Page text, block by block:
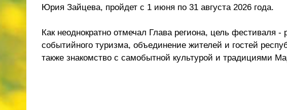
Юрия Зайцева, пройдет с 1 июня по 31 августа 2026 года.
Как неоднократно отмечал Глава региона, цель фестиваля -
событийного туризма, объединение жителей и гостей
также знакомство с самобытной культурой и традициями